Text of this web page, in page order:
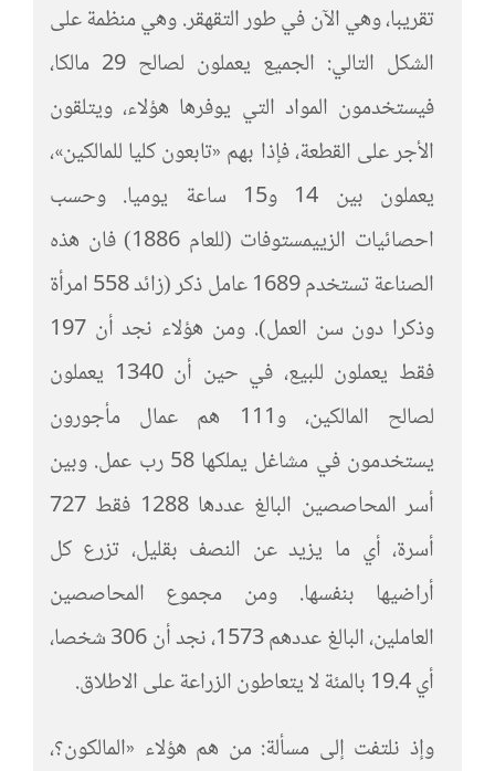
تقريبا، وهي الآن في طور التقهقر. وهي منظمة على
الشكل التالي: الجميع يعملون لصالح 29 مالكا،
فيستخدمون المواد التي يوفرها هؤلاء، ويتلقون
الأجر على القطعة، فإذا بهم «تابعون كليا للمالكين»،
يعملون بين 14 و15 ساعة يوميا. وحسب
احصائيات الزييمستوفات (للعام 1886) فان هذه
الصناعة تستخدم 1689 عامل ذكر (زائد 558 امرأة
وذكرا دون سن العمل). ومن هؤلاء نجد أن 197
فقط يعملون للبيع، في حين أن 1340 يعملون
لصالح المالكين، و111 هم عمال مأجورون
يستخدمون في مشاغل يملكها 58 رب عمل. وبين
أسر المحاصصين البالغ عددها 1288 فقط 727
أسرة، أي ما يزيد عن النصف بقليل، تزرع كل
أراضيها بنفسها. ومن مجموع المحاصصين
العاملين، البالغ عددهم 1573، نجد أن 306 شخصا،
أي 19.4 بالمئة لا يتعاطون الزراعة على الاطلاق.
وإذ نلتفت إلى مسألة: من هم هؤلاء «المالكون؟،